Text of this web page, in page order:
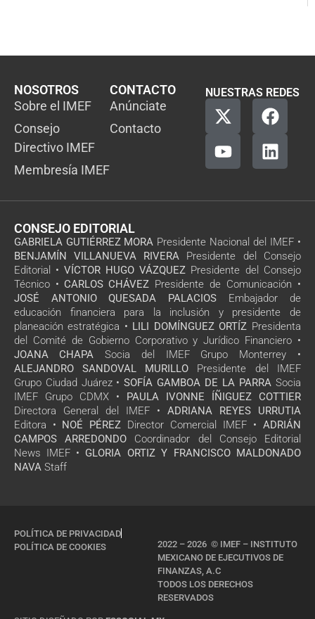
NOSOTROS
Sobre el IMEF
Consejo
Directivo IMEF
Membresía IMEF
CONTACTO
Anúnciate
Contacto
NUESTRAS REDES
CONSEJO EDITORIAL
GABRIELA GUTIÉRREZ MORA Presidente Nacional del IMEF •
BENJAMÍN VILLANUEVA RIVERA Presidente del Consejo
Editorial • VÍCTOR HUGO VÁZQUEZ Presidente del Consejo
Técnico • CARLOS CHÁVEZ Presidente de Comunicación •
JOSÉ ANTONIO QUESADA PALACIOS Embajador de
educación financiera para la inclusión y presidente de
planeación estratégica • LILI DOMÍNGUEZ ORTÍZ Presidenta
del Comité de Gobierno Corporativo y Jurídico Financiero •
JOANA CHAPA Socia del IMEF Grupo Monterrey •
ALEJANDRO SANDOVAL MURILLO Presidente del IMEF
Grupo Ciudad Juárez • SOFÍA GAMBOA DE LA PARRA Socia
IMEF Grupo CDMX •
PAULA IVONNE ÍÑIGUEZ COTTIER
Directora General del IMEF • ADRIANA REYES URRUTIA
Editora •
NOÉ PÉREZ Director Comercial IMEF • ADRIÁN
CAMPOS ARREDONDO Coordinador del Consejo Editorial
News IMEF • GLORIA ORTIZ Y FRANCISCO MALDONADO
NAVA Staff
2022 – 2026 © IMEF – INSTITUTO
MEXICANO DE EJECUTIVOS DE
FINANZAS, A.C
TODOS LOS DERECHOS
RESERVADOS
POLÍTICA DE PRIVACIDAD
POLÍTICA DE COOKIES